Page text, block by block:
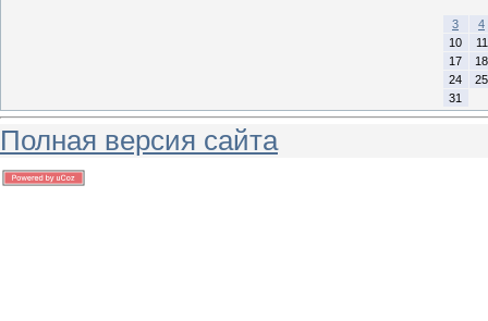
3
4
10
11
17
18
24
25
31
Полная версия сайта